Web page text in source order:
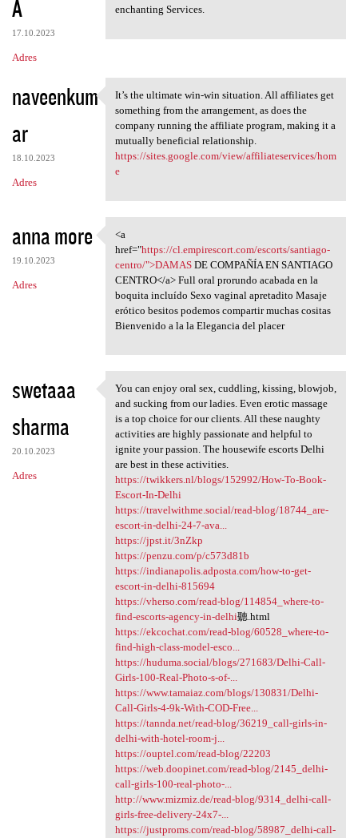
A
17.10.2023
Adres
enchanting Services.
naveenkum
ar
18.10.2023
Adres
It’s the ultimate win-win
It’s the ultimate win-win situation. All affiliates get
something from the arrangement, as does the
company running the affiliate program, making it a
mutually beneficial relationship.
https://sites.google.com/view/affiliateservices/hom
e
anna more
19.10.2023
Adres
<a href="https://cl
<a
href="https://cl.empirescort.com/escorts/santiago-
centro/">DAMASDE COMPAÑÍA EN SANTIAGO
CENTRO</a> Full oral prorundo acabada en la
boquita incluído Sexo vaginal apretadito Masaje
erótico besitos podemos compartir muchas cositas
Bienvenido a la la Elegancia del placer
swetaaa
sharma
20.10.2023
Adres
You can enjoy oral sex,
You can enjoy oral sex, cuddling, kissing, blowjob,
and sucking from our ladies. Even erotic massage
is a top choice for our clients. All these naughty
activities are highly passionate and helpful to
ignite your passion. The housewife escorts Delhi
are best in these activities.
https://twikkers.nl/blogs/152992/How-To-Book-
Escort-In-Delhi
https://travelwithme.social/read-blog/18744_are-
escort-in-delhi-24-7-ava...
https://jpst.it/3nZkp
https://penzu.com/p/c573d81b
https://indianapolis.adposta.com/how-to-get-
escort-in-delhi-815694
https://vherso.com/read-blog/114854_where-to-
find-escorts-agency-in-delhi聽.html
https://ekcochat.com/read-blog/60528_where-to-
find-high-class-model-esco...
https://huduma.social/blogs/271683/Delhi-Call-
Girls-100-Real-Photo-s-of-...
https://www.tamaiaz.com/blogs/130831/Delhi-
Call-Girls-4-9k-With-COD-Free...
https://tannda.net/read-blog/36219_call-girls-in-
delhi-with-hotel-room-j...
https://ouptel.com/read-blog/22203
https://web.doopinet.com/read-blog/2145_delhi-
call-girls-100-real-photo-...
http://www.mizmiz.de/read-blog/9314_delhi-call-
girls-free-delivery-24x7-...
https://justproms.com/read-blog/58987_delhi-call-